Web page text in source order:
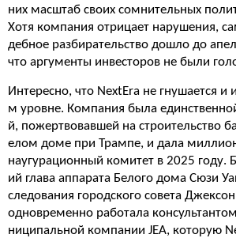
них масштаб своих сомнительных
Хотя компания отрицает нарушения,
дебное разбирательство дошло до
что аргументы инвесторов не были
Интересно, что NextEra не гнушается и
м уровне. Компания была
й, пожертвовавшей на строительство
елом доме при Трампе, и дала
наугурационный комитет в 2025 году.
ий глава аппарата Белого дома Сюзи
следования городского совета
одновременно работала
ниципальной компании JEA, которую